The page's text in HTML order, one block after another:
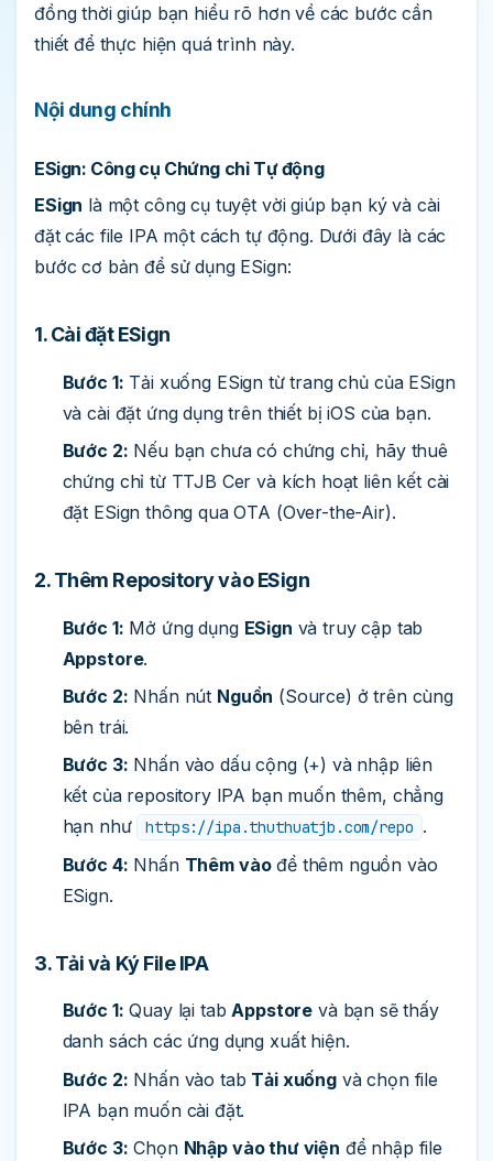
đồng thời giúp bạn hiểu rõ hơn về các bước cần
thiết để thực hiện quá trình này.
Nội dung chính
ESign: Công cụ Chứng chỉ Tự động
ESign là một công cụ tuyệt vời giúp bạn ký và cài
đặt các file IPA một cách tự động. Dưới đây là các
bước cơ bản để sử dụng ESign:
1. Cài đặt ESign
Bước 1: Tải xuống ESign từ trang chủ của ESign
và cài đặt ứng dụng trên thiết bị iOS của bạn.
Bước 2: Nếu bạn chưa có chứng chỉ, hãy thuê
chứng chỉ từ TTJB Cer và kích hoạt liên kết cài
đặt ESign thông qua OTA (Over-the-Air).
2. Thêm Repository vào ESign
Bước 1: Mở ứng dụng ESign và truy cập tab
Appstore.
Bước 2: Nhấn nút Nguồn (Source) ở trên cùng
bên trái.
Bước 3: Nhấn vào dấu cộng (+) và nhập liên
kết của repository IPA bạn muốn thêm, chẳng
hạn như
https://ipa.thuthuatjb.com/repo .
Bước 4: Nhấn Thêm vàođể thêm nguồn vào
ESign.
3. Tải và Ký File IPA
Bước 1: Quay lại tabAppstore và bạn sẽ thấy
danh sách các ứng dụng xuất hiện.
Bước 2: Nhấn vào tab Tải xuốngvà chọn file
IPA bạn muốn cài đặt.
Bước 3: Chọn Nhập vào thư viện để nhập file